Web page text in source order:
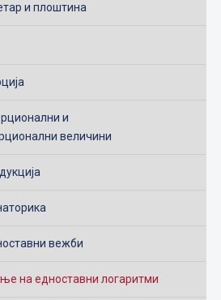
и плоштина
и
величини
вежби
на едноставни логаритми